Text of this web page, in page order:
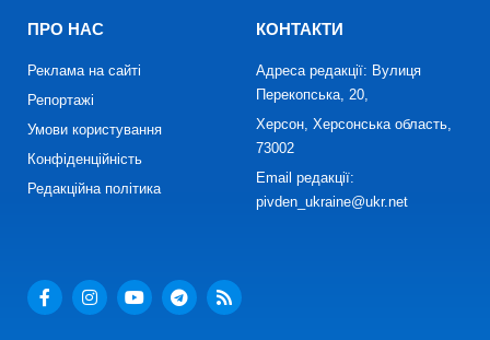
ПРО НАС
Реклама на сайті
Репортажі
Умови користування
Конфіденційність
Редакційна політика
КОНТАКТИ
Адреса редакції: Вулиця
Перекопська, 20,
Херсон, Херсонська область,
73002
Email редакції:
pivden_ukraine@ukr.net